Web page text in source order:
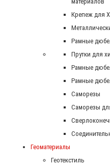
Крепеж для
Рамные
Прутки для
Рамные
Рамные
Саморезы
Саморезы
Геоматериалы
Геотекстиль